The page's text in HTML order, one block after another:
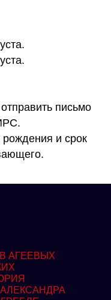
письмо
и срок
АГЕЕВЫХ